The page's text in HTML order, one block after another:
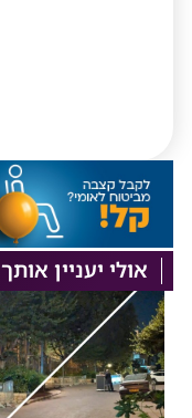
אולי יעניין אותך